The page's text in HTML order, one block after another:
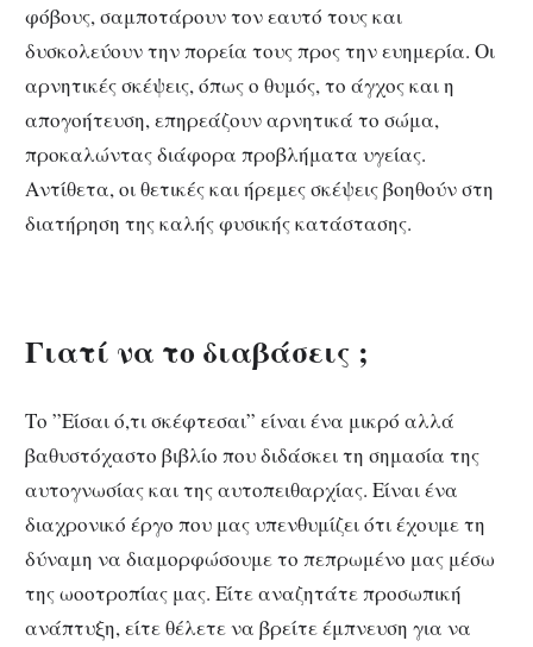
φόβους, σαμποτάρουν τον εαυτό τους και
δυσκολεύουν την πορεία τους προς την ευημερία. Οι
αρνητικές σκέψεις, όπως ο θυμός, το άγχος και η
απογοήτευση, επηρεάζουν αρνητικά το σώμα,
προκαλώντας διάφορα προβλήματα υγείας.
Αντίθετα, οι θετικές και ήρεμες σκέψεις βοηθούν στη
διατήρηση της καλής φυσικής κατάστασης.
Γιατί να το διαβάσεις ;
Το ”Είσαι ό,τι σκέφτεσαι” είναι ένα μικρό αλλά
βαθυστόχαστο βιβλίο που διδάσκει τη σημασία της
αυτογνωσίας και της αυτοπειθαρχίας. Είναι ένα
διαχρονικό έργο που μας υπενθυμίζει ότι έχουμε τη
δύναμη να διαμορφώσουμε το πεπρωμένο μας μέσω
της ωοοτροπίας μας. Είτε αναζητάτε προσωπική
ανάπτυξη, είτε θέλετε να βρείτε έμπνευση για να